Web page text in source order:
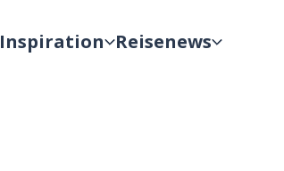
Inspiration Reisenews